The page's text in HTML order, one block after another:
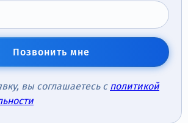
Позвонить мне
вы соглашаетесь с политикой